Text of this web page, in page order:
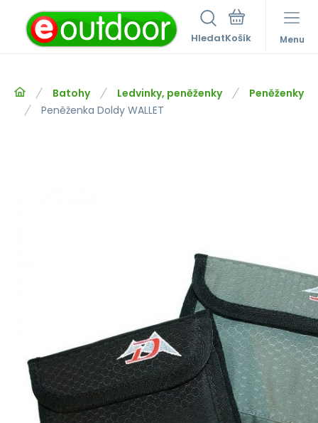
Hledat Menu
Batohy Ledvinky, peněženky
Peněženky
Peněženka Doldy WALLET